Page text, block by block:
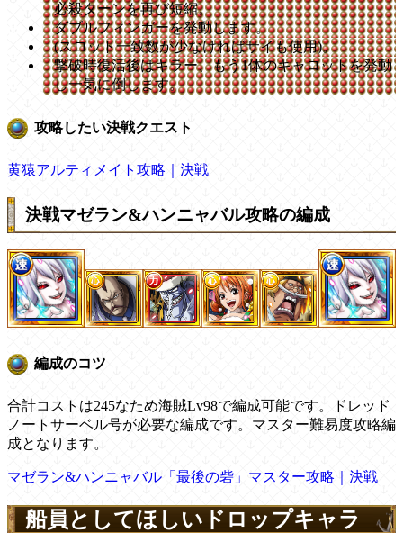
必殺ターンを再び短縮。
ダブルフィンガーを発動します。
(スロット一致数が少なければサイも使用)。
撃破時復活後はキラー、もう1体のキャロットを発動
し一気に倒します。
攻略したい決戦クエスト
黄猿アルティメイト攻略｜決戦
決戦マゼラン&ハンニャバル攻略の編成
編成のコツ
合計コストは245なため海賊Lv98で編成可能です。ドレッド
ノートサーベル号が必要な編成です。マスター難易度攻略編
成となります。
マゼラン&ハンニャバル「最後の砦」マスター攻略｜決戦
船員としてほしいドロップキャラ